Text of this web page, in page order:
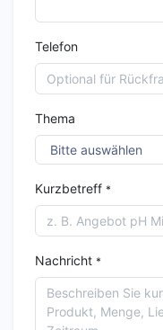
Telefon
Thema
Kurzbetreff *
Nachricht *